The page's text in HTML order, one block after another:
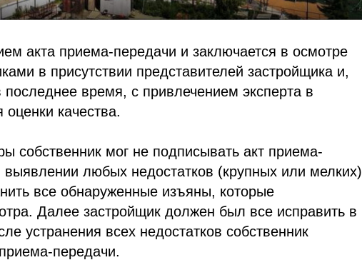
акта приема-передачи и заключается в осмотре
в присутствии представителей застройщика и,
последнее время, с привлечением эксперта в
оценки качества.
собственник мог не подписывать акт приема-
выявлении любых недостатков (крупных или мелких)
все обнаруженные изъяны, которые
Далее застройщик должен был все исправить в
устранения всех недостатков собственник
передачи.